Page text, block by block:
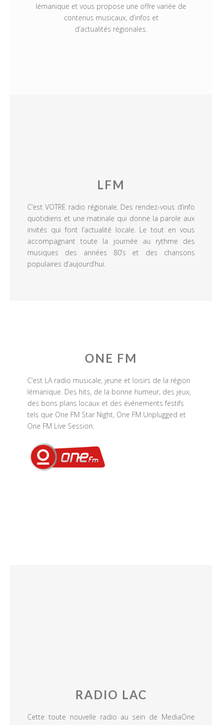
lémanique et vous propose une offre variée de
contenus musicaux, d’infos et
d’actualités régionales.
LFM
C’est VOTRE radio régionale. Des rendez-vous d’info
quotidiens et une matinale qui donne la parole aux
invités qui font l’actualité locale. Le tout en vous
accompagnant toute la journée au rythme des
musiques des années 80’s et des chansons
populaires d’aujourd’hui.
ONE FM
C’est LA radio musicale, jeune et loisirs de la région
lémanique. Des hits, de la bonne humeur, des jeux,
des bons plans locaux et des événements festifs
tels que One FM Star Night, One FM Unplugged et
One FM Live Session.
RADIO LAC
Cette toute nouvelle radio au sein de MediaOne